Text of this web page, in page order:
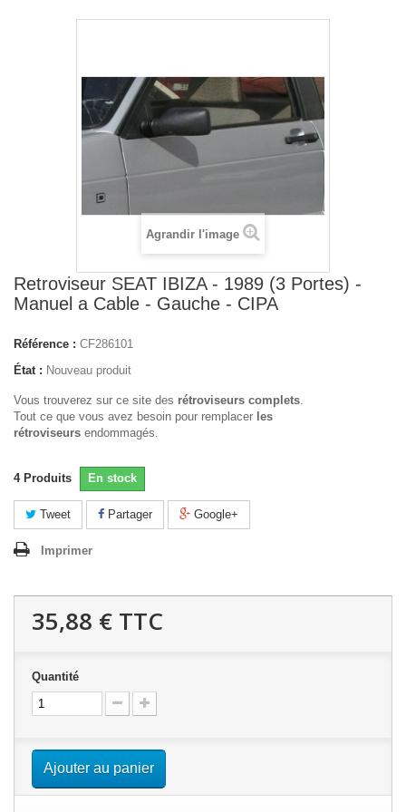
Agrandir l'image
Retroviseur SEAT IBIZA - 1989 (3 Portes) -
Manuel a Cable - Gauche - CIPA
Référence : CF286101
État : Nouveau produit
Vous trouverez sur ce site des rétroviseurs complets.
Tout ce que vous avez besoin pour remplacer les
rétroviseurs endommagés.
4 Produits En stock
Tweet Partager Google+
Imprimer
35,88 € TTC
Quantité
Ajouter au panier